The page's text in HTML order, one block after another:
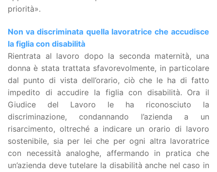
priorità».
Non va discriminata quella lavoratrice che accudisce
la figlia con disabilità
Rientrata al lavoro dopo la seconda maternità, una
donna è stata trattata sfavorevolmente, in particolare
dal punto di vista dell’orario, ciò che le ha di fatto
impedito di accudire la figlia con disabilità. Ora il
Giudice del Lavoro le ha riconosciuto la
discriminazione, condannando l’azienda a un
risarcimento, oltreché a indicare un orario di lavoro
sostenibile, sia per lei che per ogni altra lavoratrice
con necessità analoghe, affermando in pratica che
un’azienda deve tutelare la disabilità anche nel caso in